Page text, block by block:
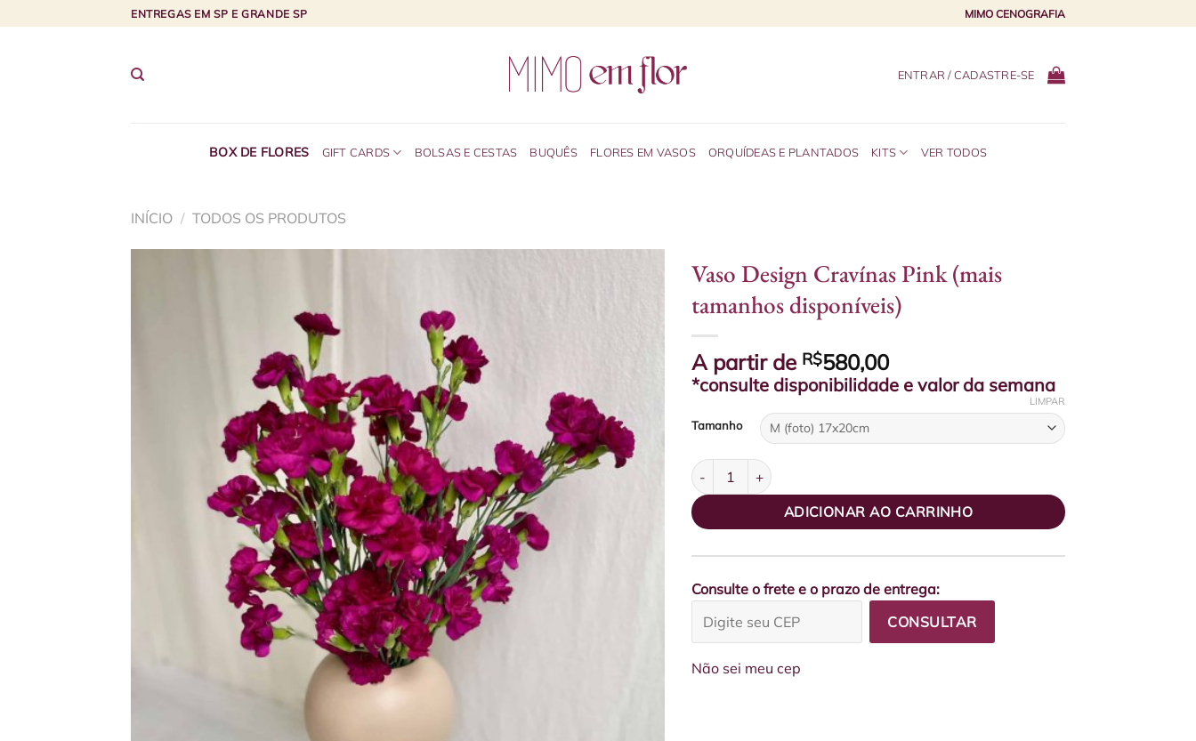
to
ENTREGAS EM SP E GRANDE SP MIMO CENOGRAFIA
ENTRAR / CADASTRE-SE
BOX DE FLORES GIFT CARDS BOLSAS E CESTAS BUQUÊS FLORES EM VASOS ORQUÍDEAS E PLANTADOS KITS VER TODOS
INÍCIO / TODOS OS PRODUTOS
Vaso Design Cravínas Pink (mais
tamanhos disponíveis)
A partir de R$580,00
*consulte disponibilidade e valor da semana
Tamanho
LIMPAR
Vaso Design Cravínas Pink (mais tamanhos disponíveis) quantidade
ADICIONAR AO CARRINHO
Consulte o frete e o prazo de entrega:
CONSULTAR
Não sei meu cep